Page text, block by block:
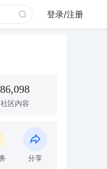
登录/注册
86,098
社区内容
分享